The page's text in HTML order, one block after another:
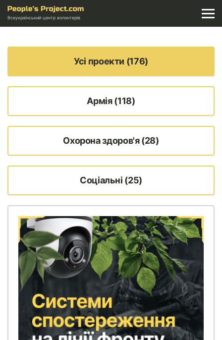
Всеукраїнський центр волонтерів
Усі проекти (176)
Армія (118)
Охорона здоров'я (28)
Соціальні (25)